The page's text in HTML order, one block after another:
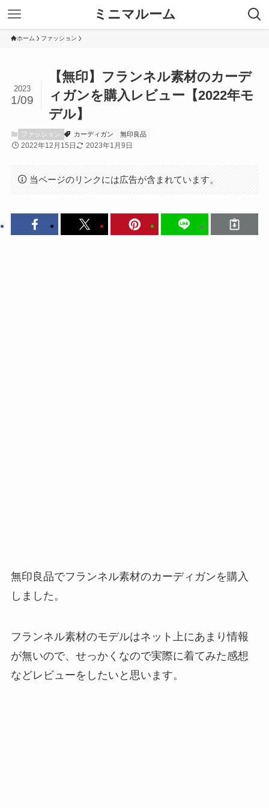
ミニマルーム
ホーム ファッション
【無印】フランネル素材のカーデ
ィガンを購入レビュー【2022年モ
デル】
2023
1/09
ファッション カーディガン 無印良品
2022年12月15日 2023年1月9日
当ページのリンクには広告が含まれています。
無印良品でフランネル素材のカーディガンを購入
しました。
フランネル素材のモデルはネット上にあまり情報
が無いので、せっかくなので実際に着てみた感想
などレビューをしたいと思います。